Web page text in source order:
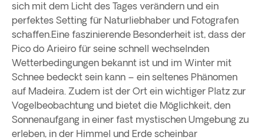
sich mit dem Licht des Tages verändern und ein
perfektes Setting für Naturliebhaber und Fotografen
schaffen.Eine faszinierende Besonderheit ist, dass der
Pico do Arieiro für seine schnell wechselnden
Wetterbedingungen bekannt ist und im Winter mit
Schnee bedeckt sein kann – ein seltenes Phänomen
auf Madeira. Zudem ist der Ort ein wichtiger Platz zur
Vogelbeobachtung und bietet die Möglichkeit, den
Sonnenaufgang in einer fast mystischen Umgebung zu
erleben, in der Himmel und Erde scheinbar